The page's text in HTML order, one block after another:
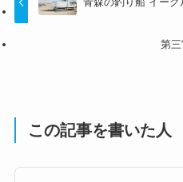
第三
この記事を書いた人